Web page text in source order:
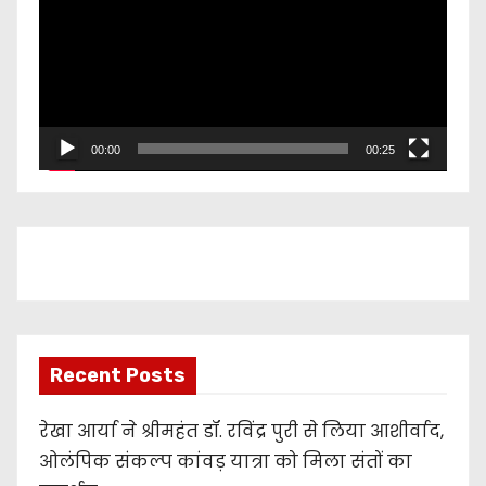
a
00:00 00:25
Recent Posts
रेखा आर्या ने श्रीमहंत डॉ. रविंद्र पुरी से लिया आशीर्वाद,
ओलंपिक संकल्प कांवड़ यात्रा को मिला संतों का